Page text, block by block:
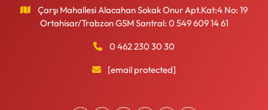
Çarşı Mahallesi Alacahan Sokak Onur Apt.Kat:4 No: 19
Ortahisar/Trabzon GSM Santral: 0 549 609 14 61
0 462 230 30 30
[email protected]